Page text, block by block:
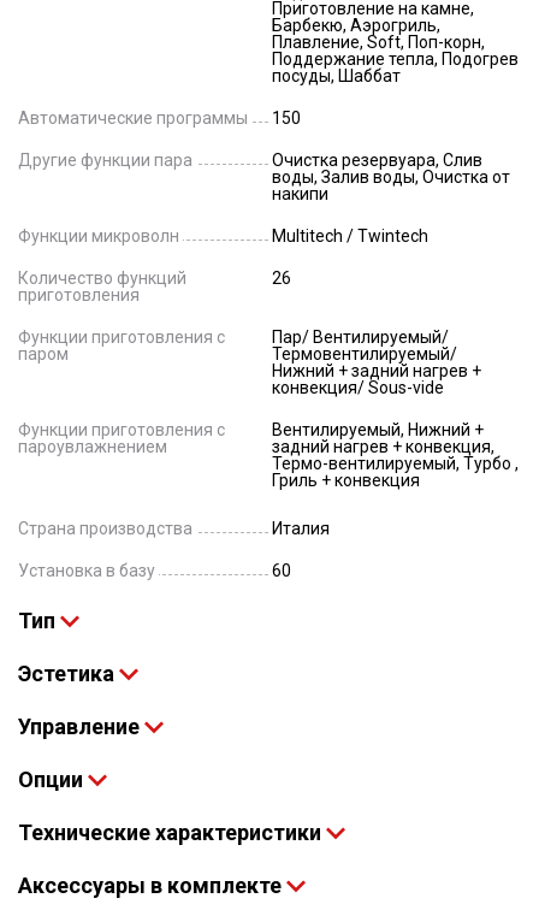
Приготовление на камне,
Барбекю, Аэрогриль,
Плавление, Soft, Поп-корн,
Поддержание тепла, Подогрев
посуды, Шаббат
Автоматические программы 150
Другие функции пара
Очистка резервуара, Слив
воды, Залив воды, Очистка от
накипи
Функции микроволн Multitech / Twintech
Количество функций
приготовления
26
Функции приготовления с
паром
Пар/ Вентилируемый/
Термовентилируемый/
Нижний + задний нагрев +
конвекция/ Sous-vide
Функции приготовления с
пароувлажнением
Вентилируемый, Нижний +
задний нагрев + конвекция,
Термо-вентилируемый, Турбо ,
Гриль + конвекция
Страна производства Италия
Установка в базу 60
Тип
Эстетика
Управление
Опции
Технические характеристики
Аксессуары в комплекте